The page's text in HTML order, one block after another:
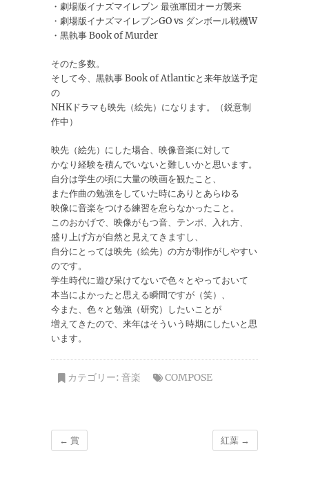
・劇場版イナズマイレブン 最強軍団オーガ襲来
・劇場版イナズマイレブンGO vs ダンボール戦機W
・黒執事 Book of Murder
そのた多数。
そして今、黒執事 Book of Atlanticと来年放送予定
の
NHKドラマも映先（絵先）になります。（鋭意制
作中）
映先（絵先）にした場合、映像音楽に対して
かなり経験を積んでいないと難しいかと思います。
自分は学生の頃に大量の映画を観たこと、
また作曲の勉強をしていた時にありとあらゆる
映像に音楽をつける練習を怠らなかったこと。
このおかげで、映像がもつ音、テンポ、入れ方、
盛り上げ方が自然と見えてきますし、
自分にとっては映先（絵先）の方が制作がしやすい
のです。
学生時代に遊び呆けてないで色々とやっておいて
本当によかったと思える瞬間ですが（笑）、
今また、色々と勉強（研究）したいことが
増えてきたので、来年はそういう時期にしたいと思
います。
カテゴリー: 音楽 COMPOSE
← 賞 紅葉 →